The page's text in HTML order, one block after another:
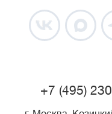
+7 (495)